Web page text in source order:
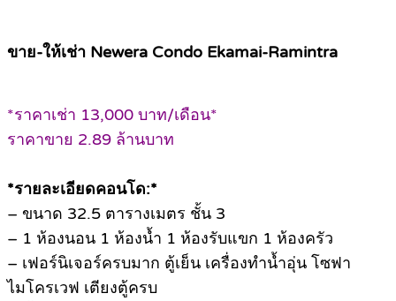
ขาย-ให้เช่า Newera Condo Ekamai-Ramintra
*ราคาเช่า 13,000 บาท/เดือน*
ราคาขาย 2.89 ล้านบาท
*รายละเอียดคอนโด:*
– ขนาด 32.5 ตารางเมตร ชั้น 3
– 1 ห้องนอน 1 ห้องน้ำ 1 ห้องรับแขก 1 ห้องครัว
– เฟอร์นิเจอร์ครบมาก ตู้เย็น เครื่องทำน้ำอุ่น โซฟา
ไมโครเวฟ เตียงตู้ครบ